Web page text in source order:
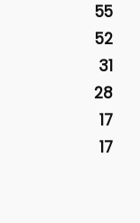
55
52
31
28
17
17